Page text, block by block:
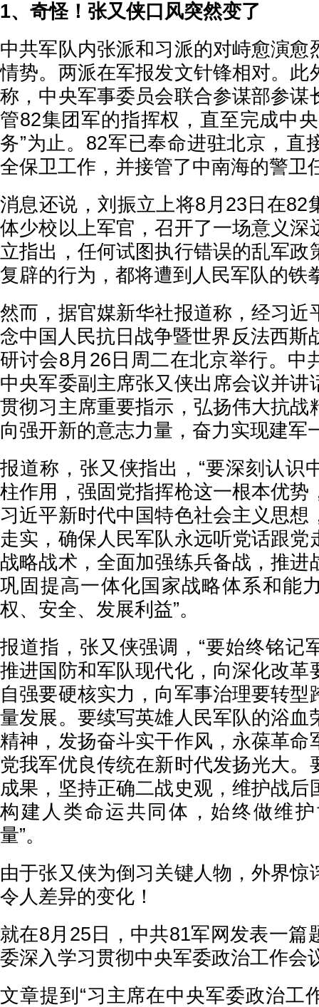
1、奇怪！张又侠口风突然变了
中共军队内张派和习派的对峙愈演愈
情势。两派在军报发文针锋相对。此
称，中央军事委员会联合参谋部参谋
管82集团军的指挥权，直至完成中
务”为止。82军已奉命进驻北京，直
全保卫工作，并接管了中南海的警卫
消息还说，刘振立上将8月23日在82
体少校以上军官，召开了一场意义深
立指出，任何试图执行错误的乱军政
复辟的行为，都将遭到人民军队的铁
然而，据官媒新华社报道称，经习近
念中国人民抗日战争暨世界反法西斯
研讨会8月26日周二在北京举行。中
中央军委副主席张又侠出席会议并讲
贯彻习主席重要指示，弘扬伟大抗战
向强开新的意志力量，奋力实现建军
报道称，张又侠指出，“要深刻认识
柱作用，强固党指挥枪这一根本优势
习近平新时代中国特色社会主义思想
走实，确保人民军队永远听党话跟党
战略战术，全面加强练兵备战，推进
巩固提高一体化国家战略体系和能
权、安全、发展利益”。
报道指，张又侠强调，“要始终铭记
推进国防和军队现代化，向深化改革
自强要硬核实力，向军事治理要转型
量发展。要续写英雄人民军队的浴血
精神，发扬奋斗实干作风，永葆革命
党我军优良传统在新时代发扬光大。
成果，坚持正确二战史观，维护战后
构建人类命运共同体，始终做维
量”。
由于张又侠为倒习关键人物，外界惊
令人差异的变化！
就在8月25日，中共81军网发表一篇
委深入学习贯彻中央军委政治工作会
文章提到“习主席在中央军委政治工